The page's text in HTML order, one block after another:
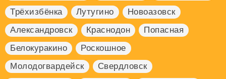
Трёхизбёнка
Лутугино
Новоазовск
Александровск
Краснодон
Попасная
Белокуракино
Роскошное
Молодогвардейск
Свердловск